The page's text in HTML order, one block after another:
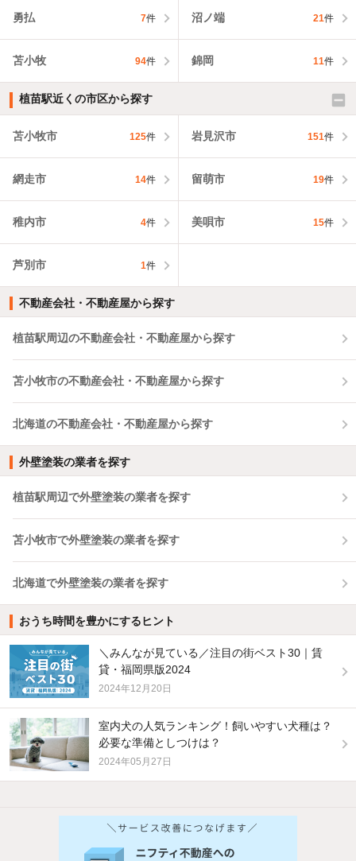
勇払 7件 沼ノ端 21件
苫小牧 94件 錦岡 11件
植苗駅近くの市区から探す
苫小牧市 125件 岩見沢市 151件
網走市 14件 留萌市 19件
稚内市 4件 美唄市 15件
芦別市 1件
不動産会社・不動産屋から探す
植苗駅周辺の不動産会社・不動産屋から探す
苫小牧市の不動産会社・不動産屋から探す
北海道の不動産会社・不動産屋から探す
外壁塗装の業者を探す
植苗駅周辺で外壁塗装の業者を探す
苫小牧市で外壁塗装の業者を探す
北海道で外壁塗装の業者を探す
おうち時間を豊かにするヒント
＼みんなが見ている／注目の街ベスト30｜賃
貸・福岡県版2024
2024年12月20日
室内犬の人気ランキング！飼いやすい犬種は？
必要な準備としつけは？
2024年05月27日
他の人はこんな条件で絞り込んでいます！